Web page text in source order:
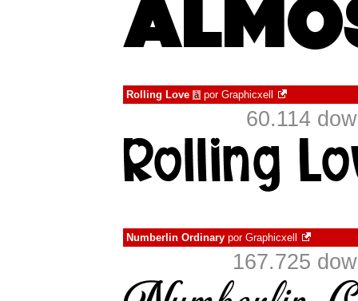
Rolling Love à por Graphicxell
60.114
Numberlin Ordinary por Graphicxell
167.725